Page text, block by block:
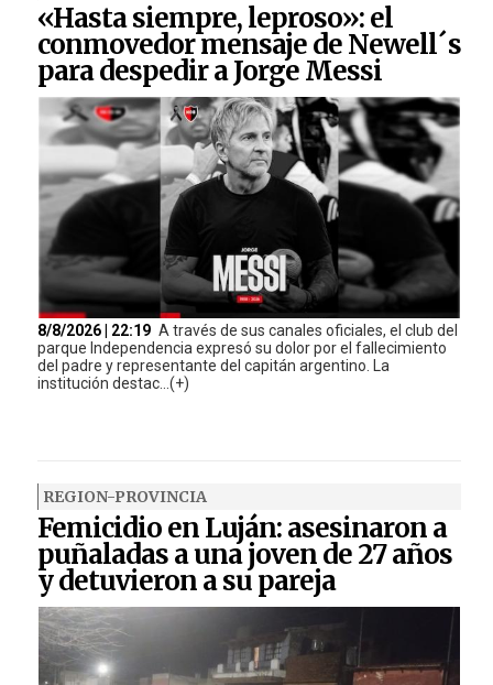
«Hasta siempre, leproso»: el
conmovedor mensaje de Newell´s
para despedir a Jorge Messi
8/8/2026 | 22:19 A través de sus canales oficiales, el club del
parque Independencia expresó su dolor por el fallecimiento
del padre y representante del capitán argentino. La
institución destac...(+)
REGION-PROVINCIA
Femicidio en Luján: asesinaron a
puñaladas a una joven de 27 años
y detuvieron a su pareja